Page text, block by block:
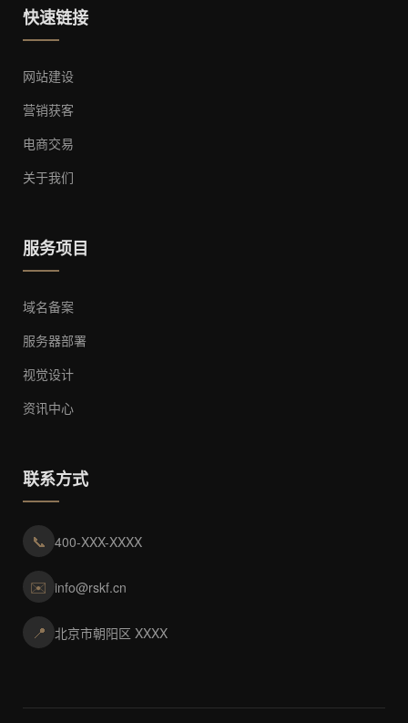
快速链接
网站建设
营销获客
电商交易
关于我们
服务项目
域名备案
服务器部署
视觉设计
资讯中心
联系方式
📞 400-XXX-XXXX
✉️ info@rskf.cn
📍 北京市朝阳区 XXXX